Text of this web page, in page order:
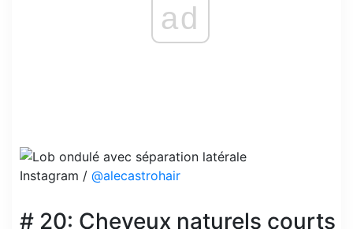
ad
Instagram / @alecastrohair
# 20: Cheveux naturels courts